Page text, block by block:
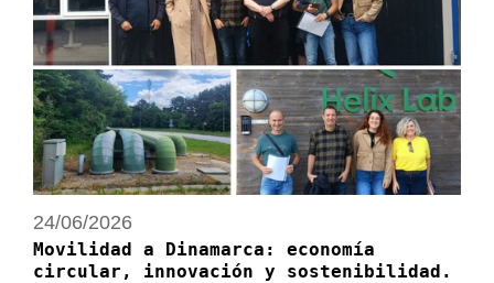
24/06/2026
Movilidad a Dinamarca: economía
circular, innovación y sostenibilidad.